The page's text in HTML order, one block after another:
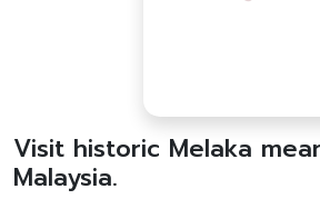
Visit historic Melaka
Malaysia.